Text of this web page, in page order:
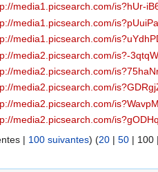
media1.picsearch.com/is?hUr-
media1.picsearch.com/
media1.picsearch.com/
media2.picsearch.com/is?-
media2.picsearch.com/
media2.picsearch.com/
media2.picsearch.com/
media2.picsearch.com/
| 100 suivantes) (20 | 50 | 100 |